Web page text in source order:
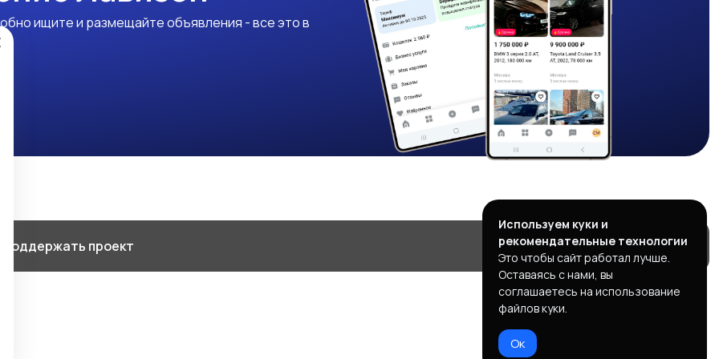
ищите и размещайте объявления - все это в
Поддержать проект
Используем куки и
рекомендательные технологии
Это чтобы сайт работал лучше.
Оставаясь с нами, вы
соглашаетесь на использование
файлов куки.
Ок